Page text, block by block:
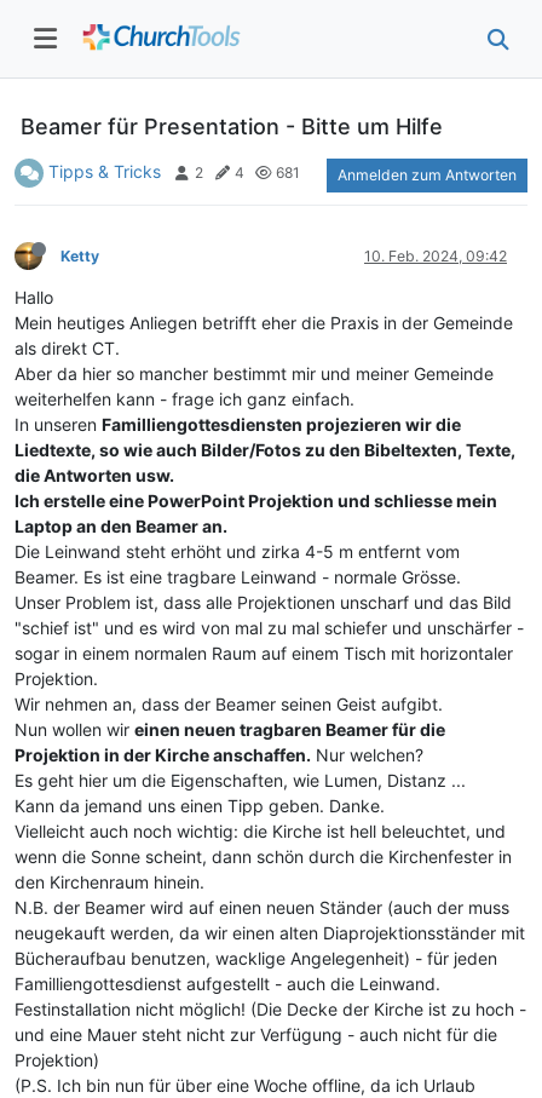
Beamer für Presentation - Bitte um Hilfe
Tipps & Tricks 2 4 681 Anmelden zum Antworten
Ketty 10. Feb. 2024, 09:42
Hallo
Mein heutiges Anliegen betrifft eher die Praxis in der Gemeinde
als direkt CT.
Aber da hier so mancher bestimmt mir und meiner Gemeinde
weiterhelfen kann - frage ich ganz einfach.
In unseren Familliengottesdiensten projezieren wir die
Liedtexte, so wie auch Bilder/Fotos zu den Bibeltexten, Texte,
die Antworten usw.
Ich erstelle eine PowerPoint Projektion und schliesse mein
Laptop an den Beamer an.
Die Leinwand steht erhöht und zirka 4-5 m entfernt vom
Beamer. Es ist eine tragbare Leinwand - normale Grösse.
Unser Problem ist, dass alle Projektionen unscharf und das Bild
"schief ist" und es wird von mal zu mal schiefer und unschärfer -
sogar in einem normalen Raum auf einem Tisch mit horizontaler
Projektion.
Wir nehmen an, dass der Beamer seinen Geist aufgibt.
Nun wollen wir einen neuen tragbaren Beamer für die
Projektion in der Kirche anschaffen. Nur welchen?
Es geht hier um die Eigenschaften, wie Lumen, Distanz ...
Kann da jemand uns einen Tipp geben. Danke.
Vielleicht auch noch wichtig: die Kirche ist hell beleuchtet, und
wenn die Sonne scheint, dann schön durch die Kirchenfester in
den Kirchenraum hinein.
N.B. der Beamer wird auf einen neuen Ständer (auch der muss
neugekauft werden, da wir einen alten Diaprojektionsständer mit
Bücheraufbau benutzen, wacklige Angelegenheit) - für jeden
Familliengottesdienst aufgestellt - auch die Leinwand.
Festinstallation nicht möglich! (Die Decke der Kirche ist zu hoch -
und eine Mauer steht nicht zur Verfügung - auch nicht für die
Projektion)
(P.S. Ich bin nun für über eine Woche offline, da ich Urlaub